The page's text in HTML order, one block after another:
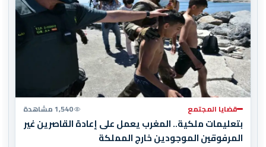
قضايا المجتمع 1,540 مشاهدة
بتعليمات ملكية.. المغرب يعمل على إعادة القاصرين غير
المرفوقين الموجودين خارج المملكة